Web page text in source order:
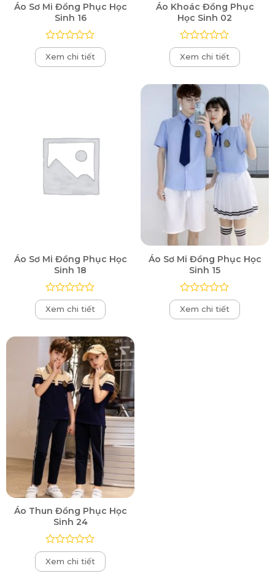
Áo Sơ Mi Đồng Phục Học
Sinh 16
Được
xếp
hạng
Xem chi tiết
Áo Khoác Đồng Phục
Học Sinh 02
Được
xếp
hạng
5
sao
Xem chi tiết
Áo Sơ Mi Đồng Phục Học
Sinh 18
Được
xếp
hạng
sao
Xem chi tiết
Áo Sơ Mi Đồng Phục Học
Sinh 15
Được
xếp
hạng
Xem chi tiết
Áo Thun Đồng Phục Học
Sinh 24
Được
xếp
hạng
Xem chi tiết